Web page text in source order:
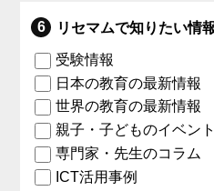
リセマムで知りたい情
受験情報
日本の教育の最新情報
世界の教育の最新情報
親子・子どものイベン
専門家・先生のコラム
ICT活用事例